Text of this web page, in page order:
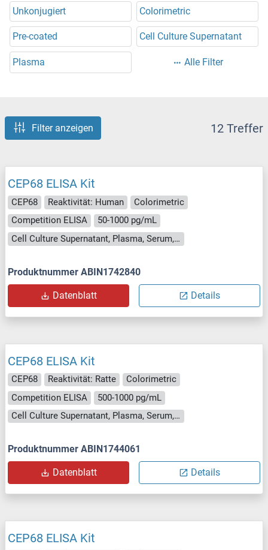
Unkonjugiert
Colorimetric
Pre-coated Cell Culture Supernatant
Plasma Alle Filter
Filter anzeigen 12 Treffer
CEP68 ELISA Kit
CEP68 Reaktivität: Human
Colorimetric
Competition ELISA
50-1000 pg/mL
Cell Culture Supernatant, Plasma, Serum, Tissue Homogenate
Produktnummer ABIN1742840
Datenblatt Details
CEP68 ELISA Kit
CEP68 Reaktivität: Ratte
Colorimetric
Competition ELISA
500-1000 pg/mL
Cell Culture Supernatant, Plasma, Serum, Tissue Homogenate
Produktnummer ABIN1744061
Datenblatt Details
CEP68 ELISA Kit